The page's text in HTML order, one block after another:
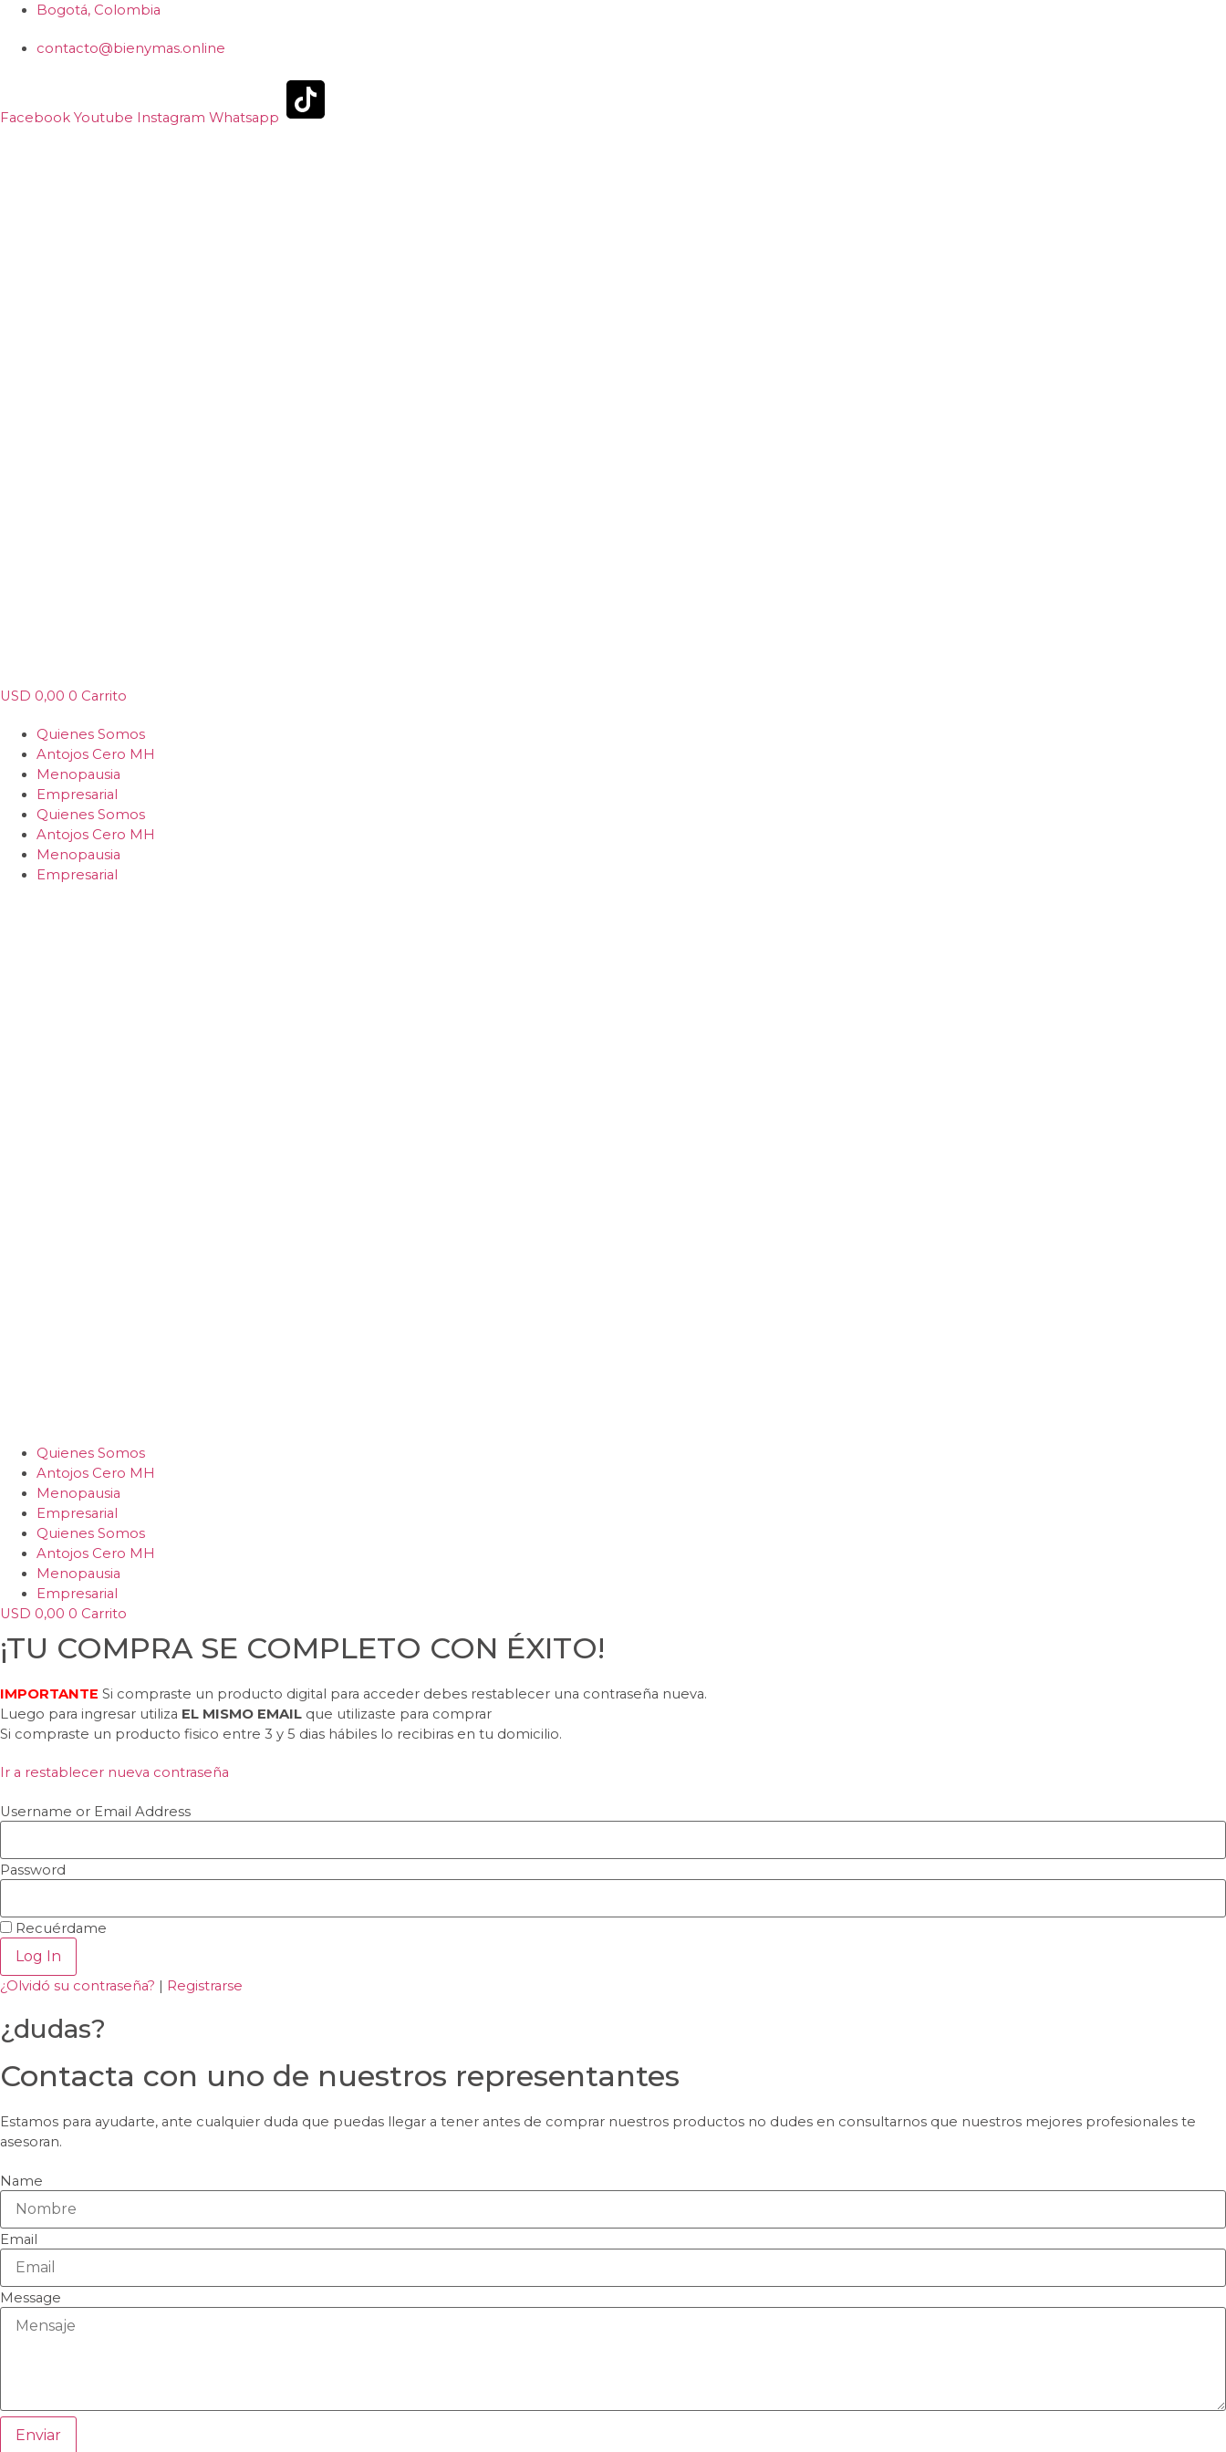
contenido
Bogotá, Colombia
contacto@bienymas.online
Facebook Youtube Instagram Whatsapp
USD 0,00 0 Carrito
Quienes Somos
Antojos Cero MH
Menopausia
Empresarial
Quienes Somos
Antojos Cero MH
Menopausia
Empresarial
Quienes Somos
Antojos Cero MH
Menopausia
Empresarial
Quienes Somos
Antojos Cero MH
Menopausia
Empresarial
USD 0,00 0 Carrito
¡TU COMPRA SE COMPLETO CON ÉXITO!
IMPORTANTE Si compraste un producto digital para acceder debes restablecer una contraseña nueva.
Luego para ingresar utiliza EL MISMO EMAIL que utilizaste para comprar
Si compraste un producto fisico entre 3 y 5 dias hábiles lo recibiras en tu domicilio.
Ir a restablecer nueva contraseña
Username or Email Address
Password
Recuérdame
Log In
¿Olvidó su contraseña? | Registrarse
¿dudas?
Contacta con uno de nuestros representantes
Estamos para ayudarte, ante cualquier duda que puedas llegar a tener antes de comprar nuestros productos no dudes en consultarnos que nuestros mejores profesionales te
asesoran.
Name
Email
Message
Enviar